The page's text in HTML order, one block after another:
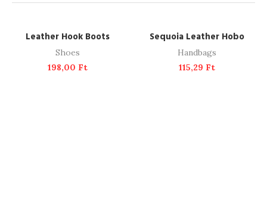
ADD TO CART
Leather Hook Boots
Shoes
198,00 Ft
ADD TO CART
Sequoia Leather Hobo
Handbags
115,29 Ft